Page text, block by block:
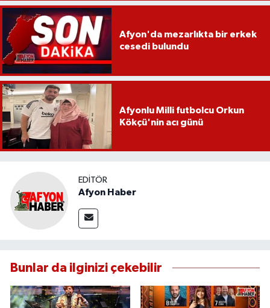
Afyon'da mezarlıkta bir erkek
cesedi bulundu
Afyonlu Milli futbolcu Orkun
Kökçü'nin acı günü
EDITÖR
Afyon Haber
Bunlar da ilginizi çekebilir